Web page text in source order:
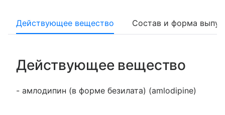
Действующее вещество Состав и форма
Действующее вещество
- амлодипин (в форме безилата) (amlodipine)